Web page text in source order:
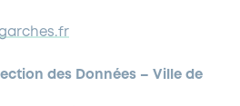
des Données – Ville de